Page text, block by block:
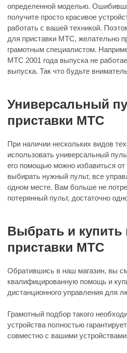
определенной моделью.
получите просто красивое
работать с вашей техникой.
для приставки МТС, желательно
грамотным специалистом.
МТС 2001 года выпуска не
выпуска. Так что будьте
Универсальный
приставки МТС
При наличии нескольких видов
использовать универсальный
его помощью можно избавиться
выбирать нужный пульт, все
одном месте. Вам больше не
потерянный пульт, достаточно
Выбрать и купить
приставки МТС
Обратившись в наш магазин, вы
квалифицированную помощь и
дистанционного управления для
Грамотный подбор такого
устройства полностью
совместно с вашими